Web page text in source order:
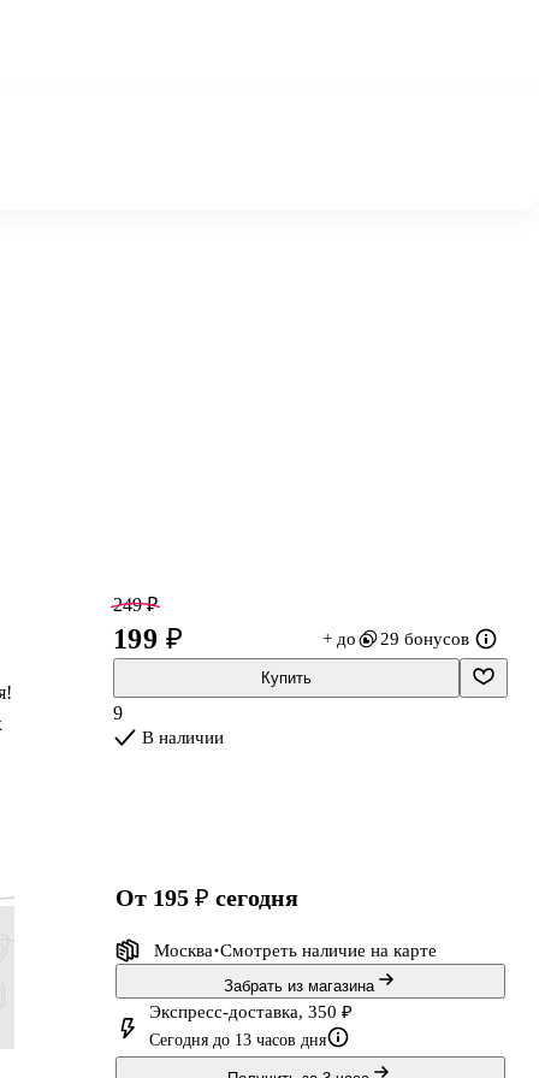
249 ₽ 249 ₽ 2 199
249 ₽
199 ₽ + до 29 бонусов
Купить
9
В наличии
от 195 ₽ сегодня
Москва Смотреть наличие на карте
Забрать из магазина
Экспресс-доставка, 350 ₽
Сегодня до 13 часов дня